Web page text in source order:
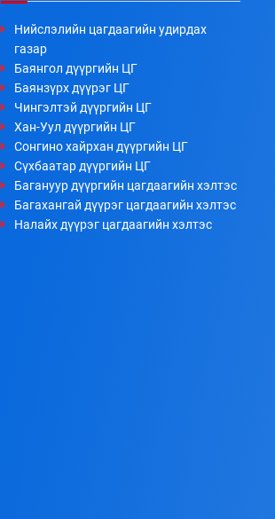
Нийслэлийн цагдаагийн удирдах
газар
Баянгол дүүргийн ЦГ
Баянзүрх дүүрэг ЦГ
Чингэлтэй дүүргийн ЦГ
Хан-Уул дүүргийн ЦГ
Сонгино хайрхан дүүргийн ЦГ
Сүхбаатар дүүргийн ЦГ
Багануур дүүргийн цагдаагийн хэлтэс
Багахангай дүүрэг цагдаагийн хэлтэс
Налайх дүүрэг цагдаагийн хэлтэс